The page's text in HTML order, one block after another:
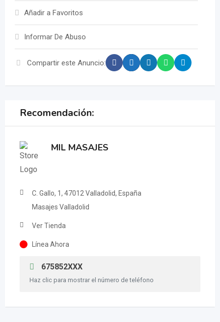
Añadir a Favoritos
Informar De Abuso
Compartir este Anuncio:
Recomendación:
MIL MASAJES
C. Gallo, 1, 47012 Valladolid, España
Masajes Valladolid
Ver Tienda
Línea Ahora
675852XXX
Haz clic para mostrar el número de teléfono